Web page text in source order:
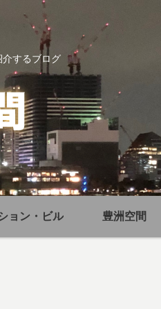
介するブログ
ョン・ビル 豊洲空間